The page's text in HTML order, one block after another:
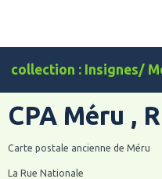
collection : Insignes/
CPA Méru ,
Carte postale ancienne de Méru
La Rue Nationale